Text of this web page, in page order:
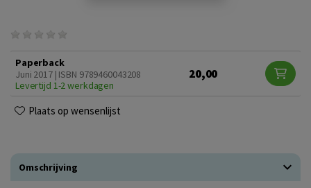
Paperback
Juni 2017 | ISBN 9789460043208
Levertijd 1-2 werkdagen
20,00
Plaats op wensenlijst
Omschrijving